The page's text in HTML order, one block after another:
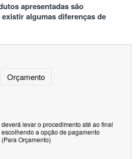
apresentadas são
algumas diferenças de
Orçamento
deverá levar o procedimento até ao final
escolhendo a opção de pagamento
(Para Orçamento)